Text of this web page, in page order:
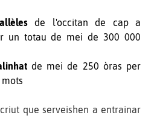
de l'occitan de cap a
un totau de mei de 300 000
de mei de 250 òras per
que serveishen a entrainar